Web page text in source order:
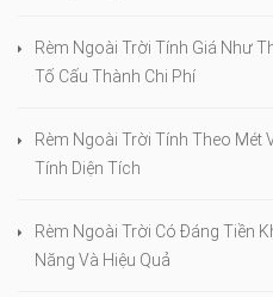
Rèm Ngoài Trời Tính Giá Như
Tố Cấu Thành Chi Phí
Rèm Ngoài Trời Tính Theo Mét
Tính Diện Tích
Rèm Ngoài Trời Có Đáng Tiền
Năng Và Hiệu Quả